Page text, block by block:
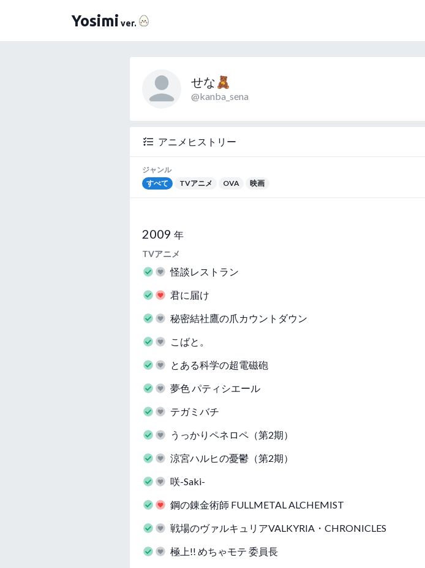
Yosimi（よしみ）
ver.
せな🧸
@kanba_sena
アニメヒストリー
ジャンル
すべて
TVアニメ OVA 映画
2009 年
TVアニメ
怪談レストラン
君に届け
秘密結社鷹の爪カウントダウン
こばと。
とある科学の超電磁砲
夢色 パティシエール
テガミバチ
うっかりペネロペ（第2期）
涼宮ハルヒの憂鬱（第2期）
咲-Saki-
鋼の錬金術師 FULLMETAL ALCHEMIST
戦場のヴァルキュリアVALKYRIA・CHRONICLES
極上!! めちゃモテ 委員長